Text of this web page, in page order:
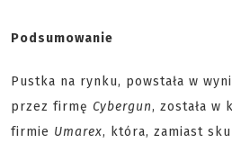
Podsumowanie
Pustka na rynku, powstała w
przez firmę Cybergun, została w
firmie Umarex, która, zamiast